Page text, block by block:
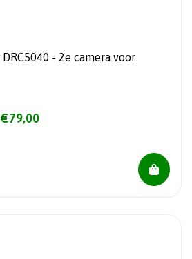
- 2e camera voor
€79,00